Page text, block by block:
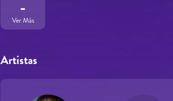
-
Ver Más
Artistas